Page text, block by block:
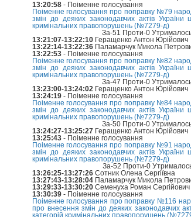
13:20:58 - Поіменне голосування
Поіменне голосування про поправку №79
змін до деяких законодавчих актів
кримінальних правопорушень (№7279-д)
За-51 Проти-0
13:21:07-13:22:10 Геращенко Антон Юрійович
13:22:14-13:22:36 Паламарчук Микола
13:22:53 - Поіменне голосування
Поіменне голосування про поправку №82
змін до деяких законодавчих актів
кримінальних правопорушень (№7279-д)
За-47 Проти-0
13:23:00-13:24:02 Геращенко Антон Юрійович
13:24:19 - Поіменне голосування
Поіменне голосування про поправку №84
змін до деяких законодавчих актів
кримінальних правопорушень (№7279-д)
За-50 Проти-0
13:24:27-13:25:27 Геращенко Антон Юрійович
13:25:43 - Поіменне голосування
Поіменне голосування про поправку №91
змін до деяких законодавчих актів
кримінальних правопорушень (№7279-д)
За-52 Проти-0
13:26:25-13:27:26 Сотник Олена Сергіївна
13:27:43-13:28:04 Паламарчук Микола
13:29:33-13:30:20 Семенуха Роман Сергійович
13:30:39 - Поіменне голосування
Поіменне голосування про поправку №116
про внесення змін до деяких законодавчих